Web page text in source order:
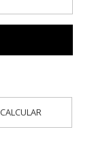
CALCULAR